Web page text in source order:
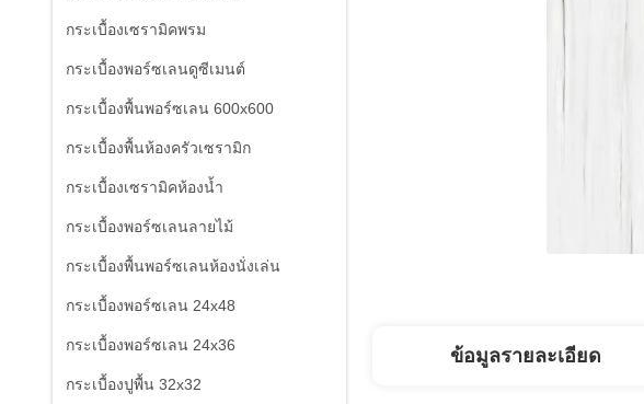
กระเบื้องเซรามิคพรม
กระเบื้องพอร์ซเลนดูซีเมนต์
กระเบื้องพื้นพอร์ซเลน 600x600
กระเบื้องพื้นห้องครัวเซรามิก
กระเบื้องเซรามิคห้องน้ำ
กระเบื้องพอร์ซเลนลายไม้
กระเบื้องพื้นพอร์ซเลนห้องนั่งเล่น
กระเบื้องพอร์ซเลน 24x48
กระเบื้องพอร์ซเลน 24x36
กระเบื้องปูพื้น 32x32
ข้อมูลรายละเอียด